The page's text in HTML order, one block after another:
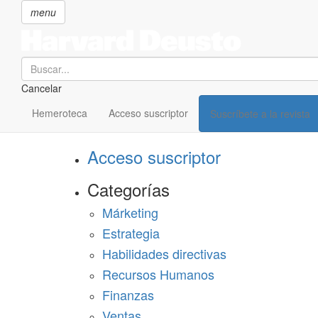
menu
Search
Cancelar
Hemeroteca Acceso suscriptor Suscríbete a la revista
SECCIONES
Suscríbete a Harvard Deusto
Acceso suscriptor
Categorías
Márketing
Estrategia
Habilidades directivas
Recursos Humanos
Finanzas